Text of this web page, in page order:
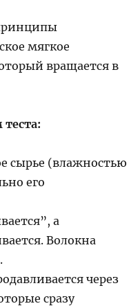
мягкое
вращается в
сырье (влажностью
его
а
Волокна
через
сразу